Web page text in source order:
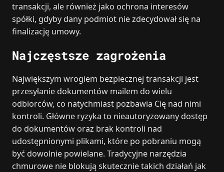
transakcji, ale również jako ochrona interesów
spółki, gdyby dany podmiot nie zdecydował się na
finalizację umowy.
Najczęstsze zagrożenia
Największym wrogiem bezpiecznej transakcji jest
przesyłanie dokumentów mailem do wielu
odbiorców, co natychmiast pozbawia Cię nad nimi
kontroli. Główne ryzyka to nieautoryzowany dostęp
do dokumentów oraz brak kontroli nad
udostępnionymi plikami, które po pobraniu mogą
być dowolnie powielane. Tradycyjne narzędzia
chmurowe nie blokują skutecznie takich działań jak